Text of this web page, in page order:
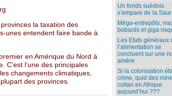
la taxation des
unes entendent faire bande à
en Amérique du Nord à
C’est l’une des principales
changements climatiques,
des provinces.
Un fonds suédois
s’empare de la Saur
Méga-entrepôts,
bobards et giga
Les Etats généraux
l’alimentation se
concluent sur une
amère
Si la colonisation
crime, quid des
coltan en Afrique
aujourd’hui ???.